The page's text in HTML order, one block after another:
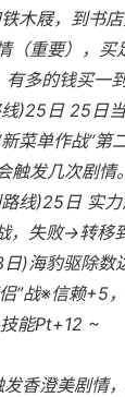
木屐，到书
（重要），买
多的钱买一
)25日 25日
菜单作战”第
发几次剧情。
线)25日 实
，失败→转移
)海豹驱除数
”战※信赖+5
能Pt+12 ~
香澄美剧情